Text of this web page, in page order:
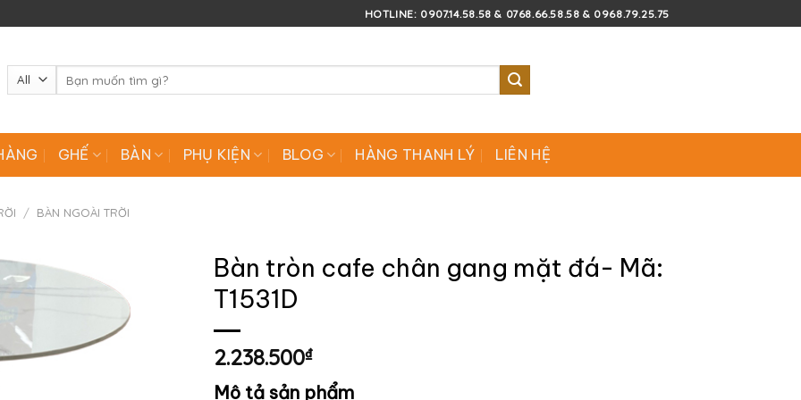
HOTLINE: 0907.14.58.58 & 0768.66.58.58 & 0968.79.25.75
kiếm:
GHẾ BÀN PHỤ KIỆN BLOG HÀNG THANH LÝ LIÊN HỆ
/ BÀN NGOÀI TRỜI
Bàn tròn cafe chân gang mặt đá- Mã:
T1531D
2.238.500₫
Mô tả sản phẩm